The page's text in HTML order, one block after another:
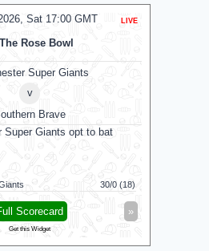
Sat 17:00 GMT LIVE
The Rose Bowl
Super Giants
v
Brave
Super Giants opt to bat
30/0 (18)
»
Scorecard
Get this Widget